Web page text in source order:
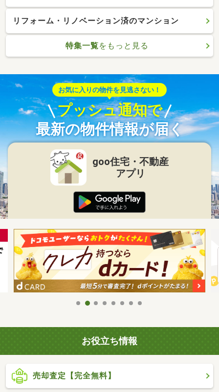
リフォーム・リノベーション済のマンション
特集一覧をもっと見る
お気に入りの物件を見逃さない！
プッシュ通知で
最新の物件情報が届く
goo住宅・不動産
アプリ
お役立ち情報
売却査定【完全無料】